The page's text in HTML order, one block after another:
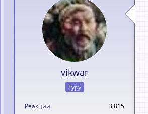
vikwar
Гуру
Реакции
3,815